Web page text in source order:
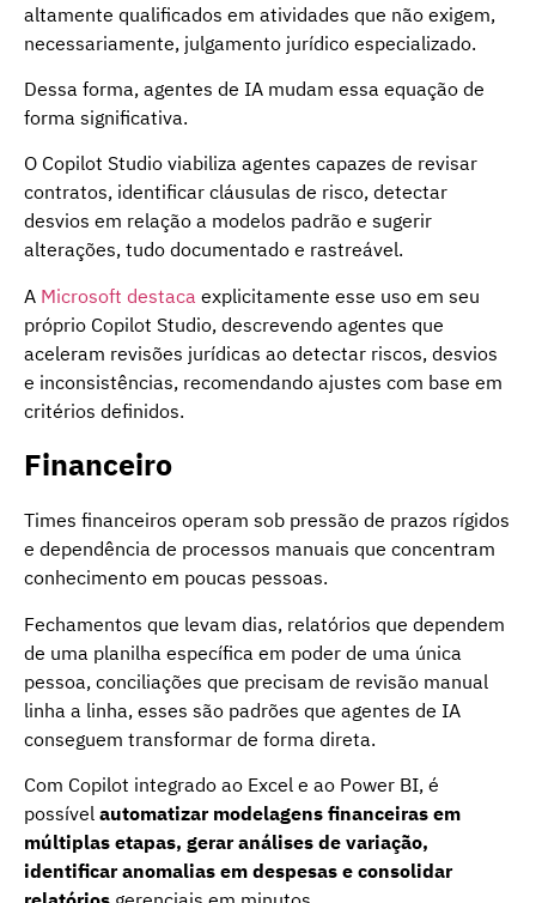
altamente qualificados em atividades que não exigem,
necessariamente, julgamento jurídico especializado.
Dessa forma, agentes de IA mudam essa equação de
forma significativa.
O Copilot Studio viabiliza agentes capazes de revisar
contratos, identificar cláusulas de risco, detectar
desvios em relação a modelos padrão e sugerir
alterações, tudo documentado e rastreável.
A Microsoft destaca explicitamente esse uso em seu
próprio Copilot Studio, descrevendo agentes que
aceleram revisões jurídicas ao detectar riscos, desvios
e inconsistências, recomendando ajustes com base em
critérios definidos.
Financeiro
Times financeiros operam sob pressão de prazos rígidos
e dependência de processos manuais que concentram
conhecimento em poucas pessoas.
Fechamentos que levam dias, relatórios que dependem
de uma planilha específica em poder de uma única
pessoa, conciliações que precisam de revisão manual
linha a linha, esses são padrões que agentes de IA
conseguem transformar de forma direta.
Com Copilot integrado ao Excel e ao Power BI, é
possível automatizar modelagens financeiras em
múltiplas etapas, gerar análises de variação,
identificar anomalias em despesas e consolidar